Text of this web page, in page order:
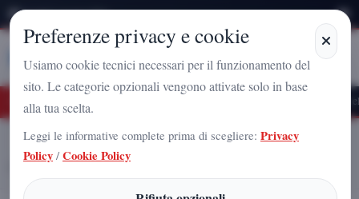
Venerdì 7 Agosto 2026
StampaCampania
Nazionale a Caserta: l'uomo che sta costruendo il radicamento del
Home
Articoli
Il Libro Triangolare di Saint-Germain e il Sigillo Misterioso
Preferenze privacy e cookie
Usiamo cookie tecnici necessari per il funzionamento del
sito. Le categorie opzionali vengono attivate solo in base
alla tua scelta.
Leggi le informative complete prima di scegliere: Privacy
Policy / Cookie Policy